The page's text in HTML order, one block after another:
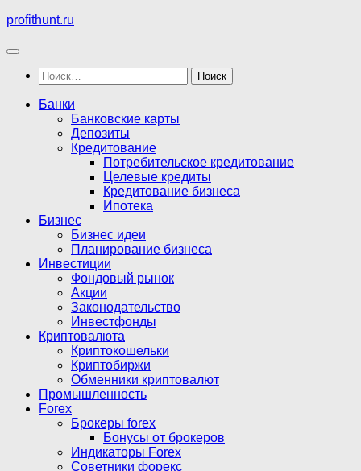
Перейти
содержимому
profithunt.ru
Найти:
Банки
Банковские карты
Депозиты
Кредитование
Потребительское кредитование
Целевые кредиты
Кредитование бизнеса
Ипотека
Бизнес
Бизнес идеи
Планирование бизнеса
Инвестиции
Фондовый рынок
Акции
Законодательство
Инвестфонды
Криптовалюта
Криптокошельки
Криптобиржи
Обменники криптовалют
Промышленность
Forex
Брокеры forex
Бонусы от брокеров
Индикаторы Forex
Советники форекс